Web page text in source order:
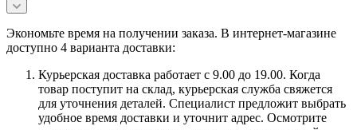
Экономьте время на получении заказа. В интернет-магазине
доступно 4 варианта доставки:
Курьерская доставка работает с 9.00 до 19.00. Когда
товар поступит на склад, курьерская служба свяжется
для уточнения деталей. Специалист предложит выбрать
удобное время доставки и уточнит адрес. Осмотрите